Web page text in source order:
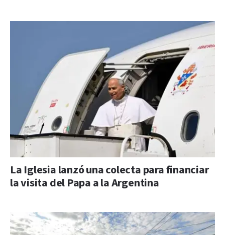
La Iglesia lanzó una colecta para financiar
la visita del Papa a la Argentina